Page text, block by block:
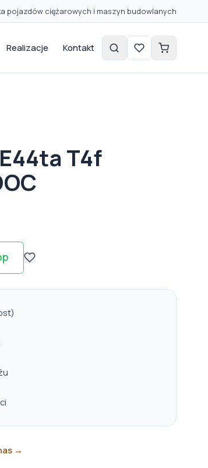
pojazdów ciężarowych i maszyn budowlanych
Realizacje Kontakt
T4f
→